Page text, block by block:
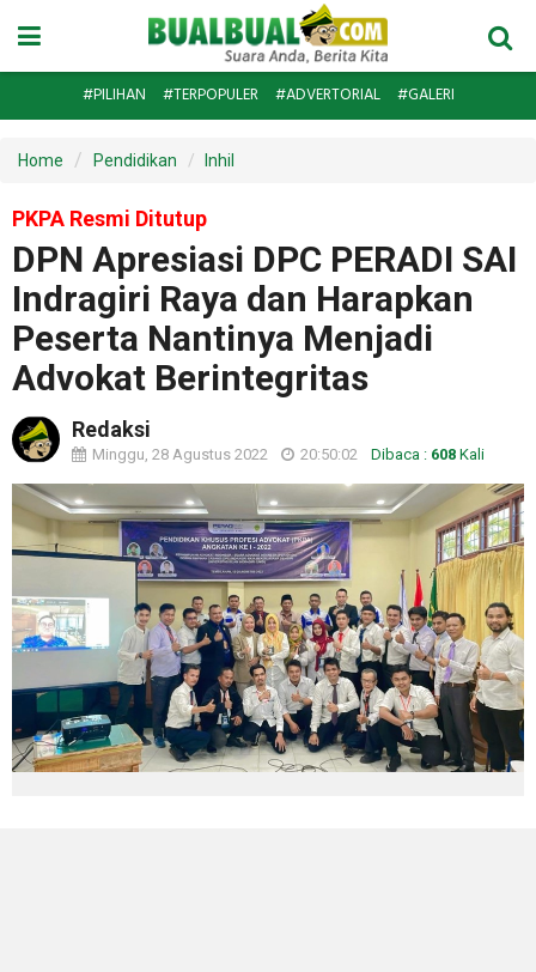
#PILIHAN #TERPOPULER #ADVERTORIAL #GALERI
Home Pendidikan Inhil
PKPA Resmi Ditutup
DPN Apresiasi DPC PERADI SAI
Indragiri Raya dan Harapkan
Peserta Nantinya Menjadi
Advokat Berintegritas
Redaksi
Minggu, 28 Agustus 2022 20:50:02 Dibaca : 608 Kali